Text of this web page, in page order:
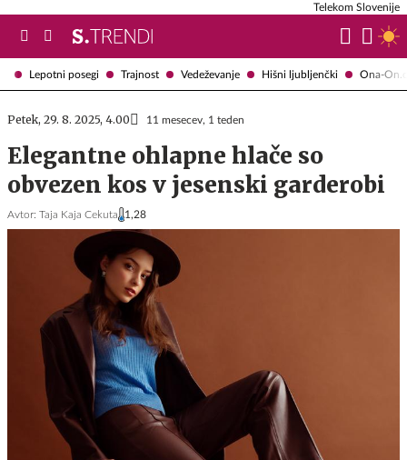
Lepotni posegi Trajnost Vedeževanje Hišni ljubljenčki Ona-
Telekom Slovenije
Petek, 29. 8. 2025, 4.00 11 mesecev, 1 teden
Elegantne ohlapne hlače so
obvezen kos v jesenski garderobi
Avtor: Taja Kaja Cekuta 1,28